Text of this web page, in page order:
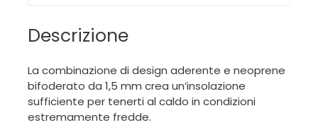
Descrizione
La combinazione di design aderente e neoprene
bifoderato da 1,5 mm crea un’insolazione
sufficiente per tenerti al caldo in condizioni
estremamente fredde.